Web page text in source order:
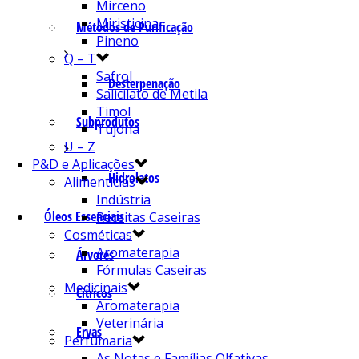
Métodos de Purificação
Desterpenação
Subprodutos
Hidrolatos
Óleos Essenciais
Árvores
Cítricos
Ervas
Mirceno
Miristicina
Pineno
Q – T
Safrol
Salicilato de Metila
Timol
Tujona
U – Z
P&D e Aplicações
Alimentícias
Indústria
Receitas Caseiras
Cosméticas
Aromaterapia
Fórmulas Caseiras
Medicinais
Aromaterapia
Veterinária
Perfumaria